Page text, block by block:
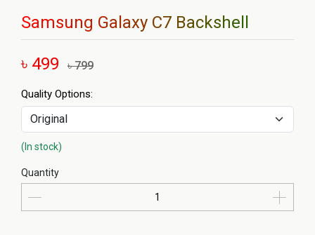
Samsung Galaxy C7 Backshell
৳ 499 ৳ 799
Quality Options:
(In stock)
Quantity